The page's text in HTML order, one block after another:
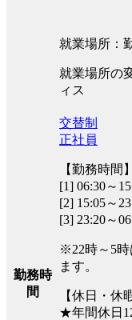
就業場所：
就業場所の
ィス
勤務時
間
交替制
正社員
【勤務時間
[1] 06:30～
[2] 15:05～
[3] 23:20～
※22時～5時
ます。
【休日・休
★年間休日